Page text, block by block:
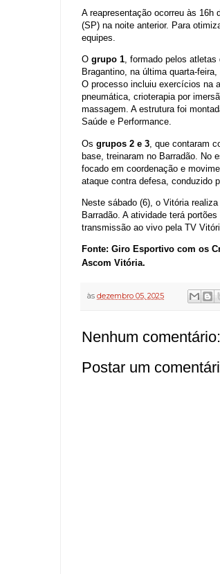
A reapresentação ocorreu às 16h
(SP) na noite anterior. Para
equipes.
O grupo 1, formado pelos
Bragantino, na última quarta-
O processo incluiu exercícios na
pneumática, crioterapia por
massagem. A estrutura foi
Saúde e Performance.
Os grupos 2 e 3 , que contaram
base, treinaram no Barradão. No
focado em coordenação e
ataque contra defesa, conduzido
Neste sábado (6), o Vitória
Barradão. A atividade terá
transmissão ao vivo pela TV
Fonte: Giro Esportivo com os
Ascom Vitória.
às dezembro 05, 2025
Nenhum comentário:
Postar um